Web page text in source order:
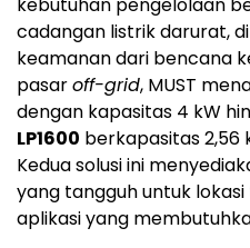
cadangan listrik darurat,
keamanan dari bencana
pasaroff-grid, MUST
dengan kapasitas 4 kW
LP1600 berkapasitas 2,56
Kedua solusi ini
yang tangguh untuk
aplikasi yang